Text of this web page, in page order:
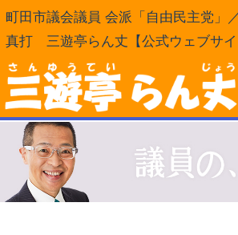
町田市議会議員 会派「自由民主党」
真打 三遊亭らん丈【公式ウェブサイ